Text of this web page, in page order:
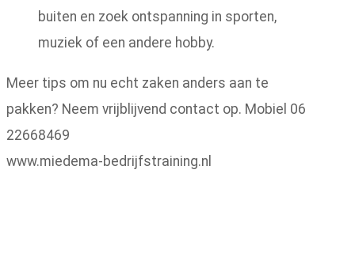
buiten en zoek ontspanning in sporten,
muziek of een andere hobby.
Meer tips om nu echt zaken anders aan te
pakken? Neem vrijblijvend contact op. Mobiel 06
22668469
www.miedema-bedrijfstraining.nl